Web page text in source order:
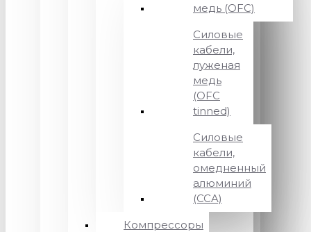
медь (OFC)
Силовые
кабели,
луженая
медь
(OFC
tinned)
Силовые
кабели,
омедненный
алюминий
(CCA)
Компрессоры